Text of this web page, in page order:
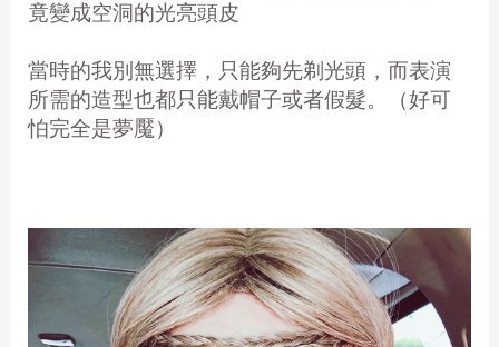
竟變成空洞的光亮頭皮
當時的我別無選擇，只能夠先剃光頭，而表演
所需的造型也都只能戴帽子或者假髮。
（好可
怕完全是夢魘）